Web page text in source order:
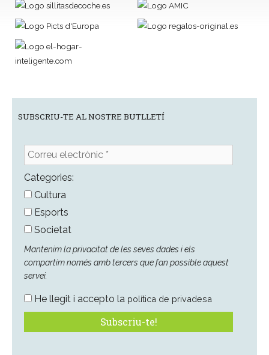
SUBSCRIU-TE AL NOSTRE BUTLLETÍ
Correu
electrònic
*Categories:
Cultura
Esports
Societat
Mantenim la privacitat de les seves dades i els
compartim només amb tercers que fan possible aquest
servei.
He llegit i accepto la política de privadesa